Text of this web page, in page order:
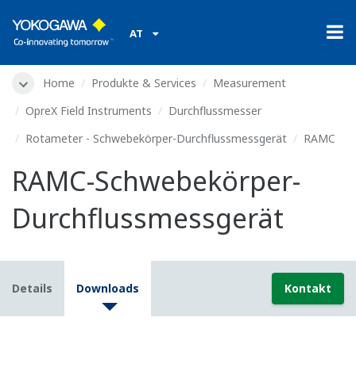
AT
Home Produkte & Services
Measurement
OpreX Field Instruments
Durchflussmesser
Rotameter - Schwebekörper-Durchflussmessgerät
RAMC
RAMC-Schwebekörper-
Durchflussmessgerät
Details Downloads Kontakt